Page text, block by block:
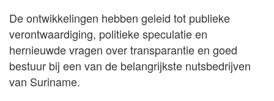
De ontwikkelingen hebben geleid tot publieke
verontwaardiging, politieke speculatie en
hernieuwde vragen over transparantie en goed
bestuur bij een van de belangrijkste nutsbedrijven
van Suriname.